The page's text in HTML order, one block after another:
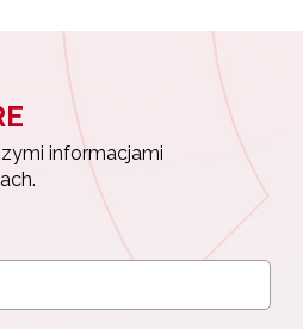
informacjami